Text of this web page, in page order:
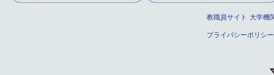
教職員サイト 大学機
プライバシーポリシー